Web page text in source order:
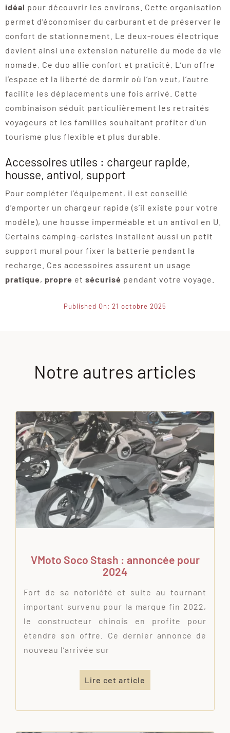
idéal pour découvrir les environs. Cette organisation
permet d’économiser du carburant et de préserver le
confort de stationnement. Le deux-roues électrique
devient ainsi une extension naturelle du mode de vie
nomade. Ce duo allie confort et praticité. L’un offre
l’espace et la liberté de dormir où l’on veut, l’autre
facilite les déplacements une fois arrivé. Cette
combinaison séduit particulièrement les retraités
voyageurs et les familles souhaitant profiter d’un
tourisme plus flexible et plus durable.
Accessoires utiles : chargeur rapide,
housse, antivol, support
Pour compléter l’équipement, il est conseillé
d’emporter un chargeur rapide (s’il existe pour votre
modèle), une housse imperméable et un antivol en U.
Certains camping-caristes installent aussi un petit
support mural pour fixer la batterie pendant la
recharge. Ces accessoires assurent un usage
pratique, propre et sécurisé pendant votre voyage.
Published On: 21 octobre 2025
Notre autres articles
VMoto Soco Stash : annoncée pour
2024
Fort de sa notoriété et suite au tournant
important survenu pour la marque fin 2022,
le constructeur chinois en profite pour
étendre son offre. Ce dernier annonce de
nouveau l’arrivée sur
Lire cet article